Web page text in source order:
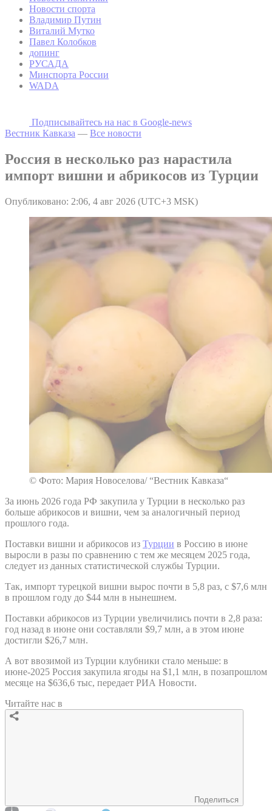
Новости спорта
Владимир Путин
Виталий Мутко
Павел Колобков
допинг
РУСАДА
Минспорта России
WADA
Подписывайтесь на наc в Google-news
Вестник Кавказа — Все новости
Россия в несколько раз нарастила
импорт вишни и абрикосов из Турции
Опубликовано: 2:06, 4 авг 2026 (UTC+3 MSK)
© Фото: Мария Новоселова/ “Вестник Кавказа“
За июнь 2026 года РФ закупила у Турции в несколько раз
больше абрикосов и вишни, чем за аналогичный период
прошлого года.
Поставки вишни и абрикосов из Турции в Россию в июне
выросли в разы по сравнению с тем же месяцем 2025 года,
следует из данных статистической службы Турции.
Так, импорт турецкой вишни вырос почти в 5,8 раз, с $7,6 млн
в прошлом году до $44 млн в нынешнем.
Поставки абрикосов из Турции увеличились почти в 2,8 раза:
год назад в июне они составляли $9,7 млн, а в этом июне
достигли $26,7 млн.
А вот ввозимой из Турции клубники стало меньше: в
июне-2025 Россия закупила ягоды на $1,1 млн, в позапрошлом
месяце на $636,6 тыс, передает РИА Новости.
Читайте нас в
Поделиться